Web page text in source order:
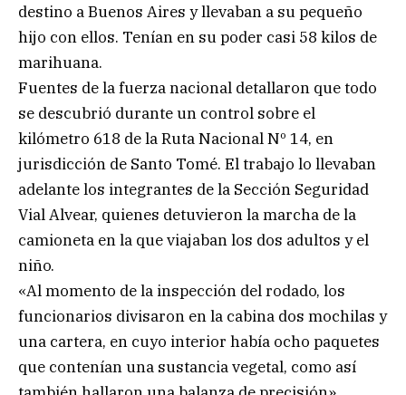
destino a Buenos Aires y llevaban a su pequeño
hijo con ellos. Tenían en su poder casi 58 kilos de
marihuana.
Fuentes de la fuerza nacional detallaron que todo
se descubrió durante un control sobre el
kilómetro 618 de la Ruta Nacional Nº 14, en
jurisdicción de Santo Tomé. El trabajo lo llevaban
adelante los integrantes de la Sección Seguridad
Vial Alvear, quienes detuvieron la marcha de la
camioneta en la que viajaban los dos adultos y el
niño.
«Al momento de la inspección del rodado, los
funcionarios divisaron en la cabina dos mochilas y
una cartera, en cuyo interior había ocho paquetes
que contenían una sustancia vegetal, como así